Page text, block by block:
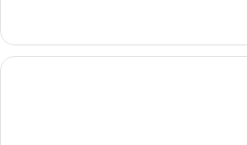
的
詳
情